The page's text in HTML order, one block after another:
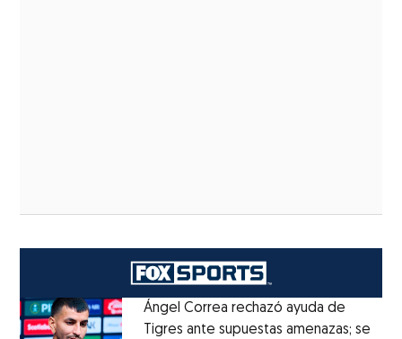
Ángel Correa rechazó ayuda de
Tigres ante supuestas amenazas; se